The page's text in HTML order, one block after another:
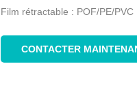
Film rétractable : POF/PE/PVC
CONTACTER